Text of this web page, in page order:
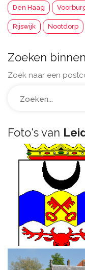
Den Haag
Rijswijk Nootdorp
Zoeken binnen
Zoek naar een
Foto's van